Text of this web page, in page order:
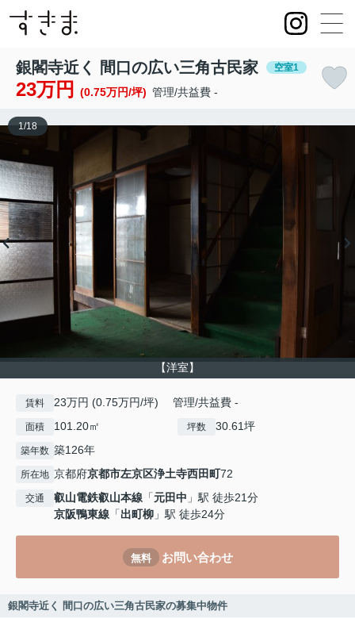
銀閣寺近く 間口の広い三角古民家 空室1
23万円 (0.75万円/坪) 管理/共益費 -
【洋室】
1 /18
賃料 23万円 (0.75万円/坪) 管理/共益費 -
面積 101.20㎡ 坪数 30.61坪
築年数 築126年
所在地 京都府京都市左京区浄土寺西田町72
交通 叡山電鉄叡山本線 「元田中 」駅 徒歩21分
京阪鴨東線 「出町柳 」駅 徒歩24分
無料 お問い合わせ
銀閣寺近く 間口の広い三角古民家の募集中物件